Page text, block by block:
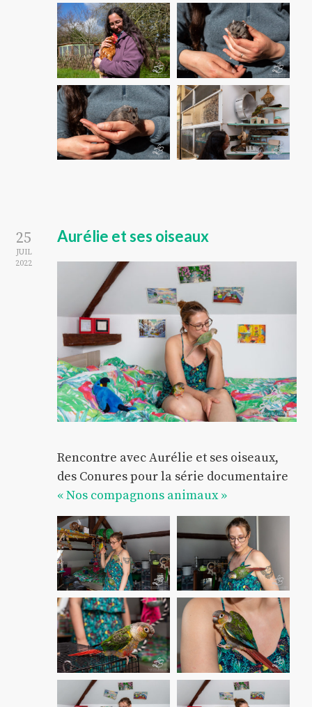
25
JUIL
2022
Aurélie et ses oiseaux
Rencontre avec Aurélie et ses oiseaux,
des Conures pour la série documentaire
« Nos compagnons animaux »